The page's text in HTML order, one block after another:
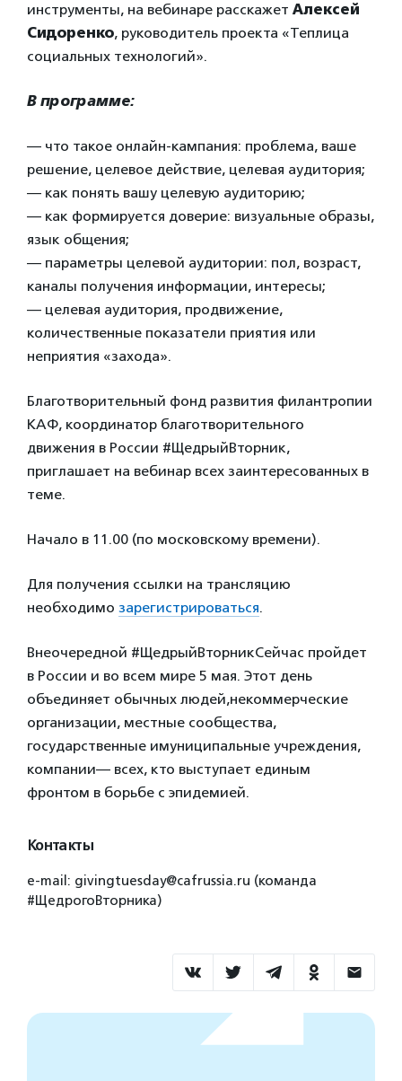
инструменты, на вебинаре расскажет Алексей
Сидоренко, руководитель проекта «Теплица
социальных технологий».
В программе:
— что такое онлайн-кампания: проблема, ваше
решение, целевое действие, целевая аудитория;
— как понять вашу целевую аудиторию;
— как формируется доверие: визуальные образы,
язык общения;
— параметры целевой аудитории: пол, возраст,
каналы получения информации, интересы;
— целевая аудитория, продвижение,
количественные показатели приятия или
неприятия «захода».
Благотворительный фонд развития филантропии
КАФ, координатор благотворительного
движения в России #ЩедрыйВторник,
приглашает на вебинар всех заинтересованных в
теме.
Начало в 11.00 (по московскому времени).
Для получения ссылки на трансляцию
необходимо зарегистрироваться.
Внеочередной #ЩедрыйВторникСейчас пройдет
в России и во всем мире 5 мая. Этот день
объединяет обычных людей,некоммерческие
организации, местные сообщества,
государственные имуниципальные учреждения,
компании— всех, кто выступает единым
фронтом в борьбе с эпидемией.
Контакты
e-mail: givingtuesday@cafrussia.ru (команда
#ЩедрогоВторника)